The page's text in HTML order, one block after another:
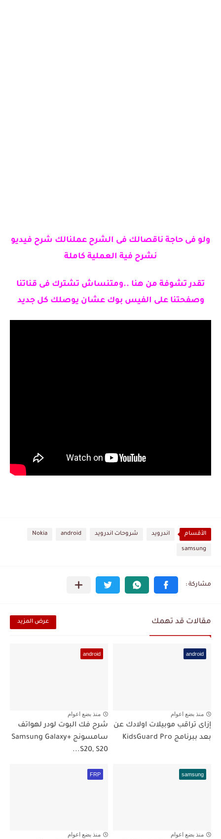
ولو فى حاجة ناقصالك فى الشرح عملنالك شرح فيديو
نشرح فية العملية كاملة
تقدر تشوفة من هنا ..ومتنساش تشترك فى قناتنا
وصفحتنا على الفيس بوك عشان يوصلك كل جديد
الأقسام اندرويد شروحات اندرويد android
Nokia
samsung
مقالات قد تهمك عرض المزيد
android
منذ بضع اعوام
إزاى تراقب موبيلات اولادك عن
بعد ببرنامج KidsGuard Pro
android
منذ بضع اعوام
شرح فك البوت لودر لهواتف
سامسونج +Samsung Galaxy
S20, S20...
samsung
منذ بضع اعوام
FRP
منذ بضع اعوام